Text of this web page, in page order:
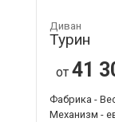
Диван
Турин
от 41
Фабрика -
Механизм -